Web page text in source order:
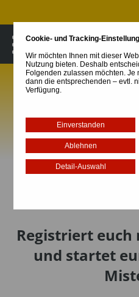
MENÜ
Registriert euch
und startet
Cookie- und Tracking-
Wir möchten Ihnen mit dieser
Nutzung bieten. Deshalb
Folgenden zulassen möchten. Je
dann die entsprechenden – evtl.
Verfügung.